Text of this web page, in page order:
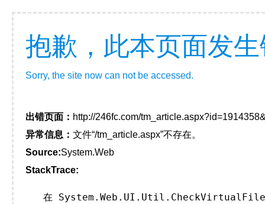
抱歉，此本页面发
Sorry, the site now can not be accessed.
出错页面： http://246fc.com/
异常信息： 文件“/tm_article.aspx”不存在。
Source:System.Web
StackTrace:
在